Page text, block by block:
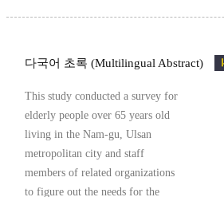
다국어 초록 (Multilingual Abstract)
This study conducted a survey for
elderly people over 65 years old
living in the Nam-gu, Ulsan
metropolitan city and staff
members of related organizations
to figure out the needs for the